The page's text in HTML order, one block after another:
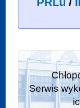
Serwis